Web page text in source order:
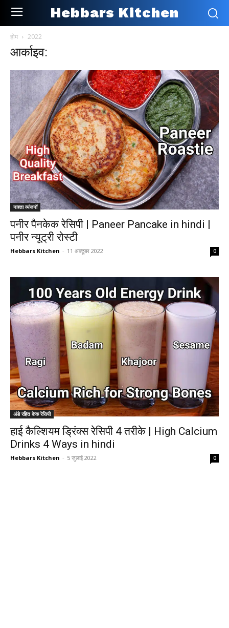
Hebbars Kitchen
होम 2022
आर्काइव:
नाश्ता व्यंजनों
पनीर पैनकेक रेसिपी | Paneer Pancake in hindi |
पनीर न्यूट्री रोस्टी
Hebbars Kitchen - 11 अक्टूबर 2022 0
अंडे रहित केक रेसिपी
हाई कैल्शियम ड्रिंक्स रेसिपी 4 तरीके | High Calcium
Drinks 4 Ways in hindi
Hebbars Kitchen - 5 जुलाई 2022 0